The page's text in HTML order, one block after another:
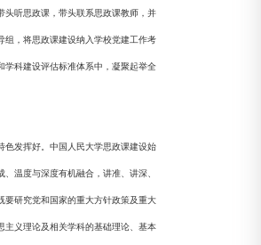
头听思政课，带头联系思政课教师，并
组，将思政课建设纳入学校党建工作考
学科建设评估标准体系中，凝聚起举全
色发挥好。中国人民大学思政课建设始
温度与深度有机融合，讲准、讲深、
要研究党和国家的重大方针政策及重大
主义理论及相关学科的基础理论、基本